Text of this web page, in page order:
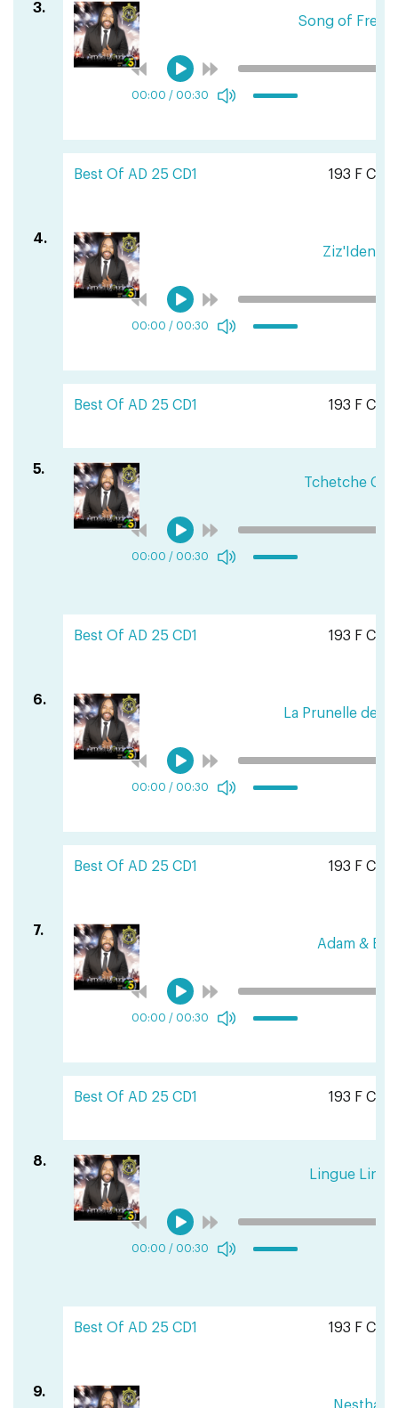
3.
Song of
00:00 / 00:30
Best Of AD 25 CD1 193 F CFA
4.
Ziz'Idenna
00:00 / 00:30
Best Of AD 25 CD1 193 F CFA
5.
Tchetche
00:00 / 00:30
Best Of AD 25 CD1 193 F CFA
6.
La Prunelle de
00:00 / 00:30
Best Of AD 25 CD1 193 F CFA
7.
Adam & Eve
00:00 / 00:30
Best Of AD 25 CD1 193 F CFA
8.
Lingue
00:00 / 00:30
Best Of AD 25 CD1 193 F CFA
9.